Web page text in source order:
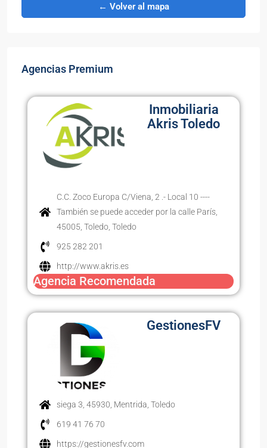
← Volver al mapa
Agencias Premium
Inmobiliaria
Akris Toledo
C.C. Zoco Europa C/Viena, 2 .- Local 10 ----
También se puede acceder por la calle París,
45005, Toledo, Toledo
925 282 201
http://www.akris.es
Agencia Recomendada
GestionesFV
siega 3, 45930, Mentrida, Toledo
619 41 76 70
https://gestionesfv.com